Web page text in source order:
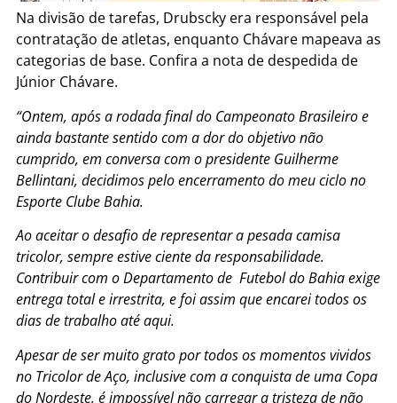
Na divisão de tarefas, Drubscky era responsável pela
contratação de atletas, enquanto Chávare mapeava as
categorias de base. Confira a nota de despedida de
Júnior Chávare.
“Ontem, após a rodada final do Campeonato Brasileiro e
ainda bastante sentido com a dor do objetivo não
cumprido, em conversa com o presidente Guilherme
Bellintani, decidimos pelo encerramento do meu ciclo no
Esporte Clube Bahia.
Ao aceitar o desafio de representar a pesada camisa
tricolor, sempre estive ciente da responsabilidade.
Contribuir com o Departamento de Futebol do Bahia exige
entrega total e irrestrita, e foi assim que encarei todos os
dias de trabalho até aqui.
Apesar de ser muito grato por todos os momentos vividos
no Tricolor de Aço, inclusive com a conquista de uma Copa
do Nordeste, é impossível não carregar a tristeza de não